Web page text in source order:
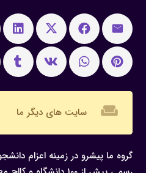
weekend سایت های دیگر ما
گروه ما پیشرو در زمینه اعزام